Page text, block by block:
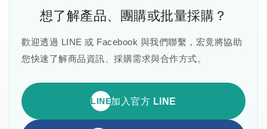
想了解產品、團購或批量採購？
歡迎透過 LINE 或 Facebook 與我們聯繫，宏竟將協助
您快速了解商品資訊、採購需求與合作方式。
LINE加入官方 LINE